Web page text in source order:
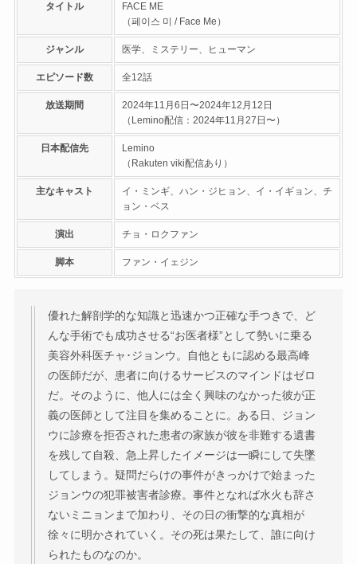
タイトル
FACE ME
（페이스 미 / Face Me）
ジャンル 医学、ミステリー、ヒューマン
エピソード数 全12話
放送期間
2024年11月6日〜2024年12月12日
（Lemino配信：2024年11月27日〜）
日本配信先
Lemino
（Rakuten viki配信あり）
主なキャスト
イ・ミンギ、ハン・ジヒョン、イ・イギョン、チ
ョン・ベス
演出 チョ・ロクファン
脚本 ファン・イェジン
優れた解剖学的な知識と迅速かつ正確な手つきで、ど
んな手術でも成功させる“お医者様”として勢いに乗る
美容外科医チャ･ジョンウ。自他ともに認める最高峰
の医師だが、患者に向けるサービスのマインドはゼロ
だ。そのように、他人には全く興味のなかった彼が正
義の医師として注目を集めることに。ある日、ジョン
ウに診療を拒否された患者の家族が彼を非難する遺書
を残して自殺、急上昇したイメージは一瞬にして失墜
してしまう。疑問だらけの事件がきっかけで始まった
ジョンウの犯罪被害者診療。事件となれば水火も辞さ
ないミニョンまで加わり、その日の衝撃的な真相が
徐々に明かされていく。その死は果たして、誰に向け
られたものなのか。